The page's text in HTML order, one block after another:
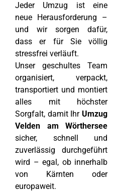
Jeder Umzug ist eine
neue Herausforderung –
und wir sorgen dafür,
dass er für Sie völlig
stressfrei verläuft.
Unser geschultes Team
organisiert, verpackt,
transportiert und montiert
alles mit höchster
Sorgfalt, damit Ihr Umzug
Velden am Wörthersee
sicher, schnell und
zuverlässig durchgeführt
wird – egal, ob innerhalb
von Kärnten oder
europaweit.